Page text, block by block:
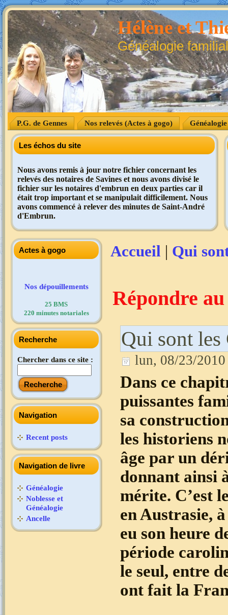
Hélène et
Généalogie
P.G. de Gennes Nos relevés (Actes à gogo) Généalogie
Les échos du site
Nous avons remis à jour notre fichier concernant les
relevés des notaires de Savines et nous avons divisé le
fichier sur les notaires d'embrun en deux parties car il
était trop important et se manipulait difficilement. Nous
avons commencé à relever des minutes de Saint-André
d'Embrun.
Actes à gogo
Nos dépouillements
25 BMS
220 minutes notariales
Recherche
Chercher dans ce site :
Navigation
Recent posts
Navigation de livre
Généalogie
Noblesse et
Généalogie
Ancelle
Accueil Qui
Répondre
Qui sont
lun, 08/23/
Dans ce
puissantes
sa
les historiens
âge par un
donnant ainsi
mérite. C’est
en Austrasie,
eu son heure
période
le seul, entre
ont fait la